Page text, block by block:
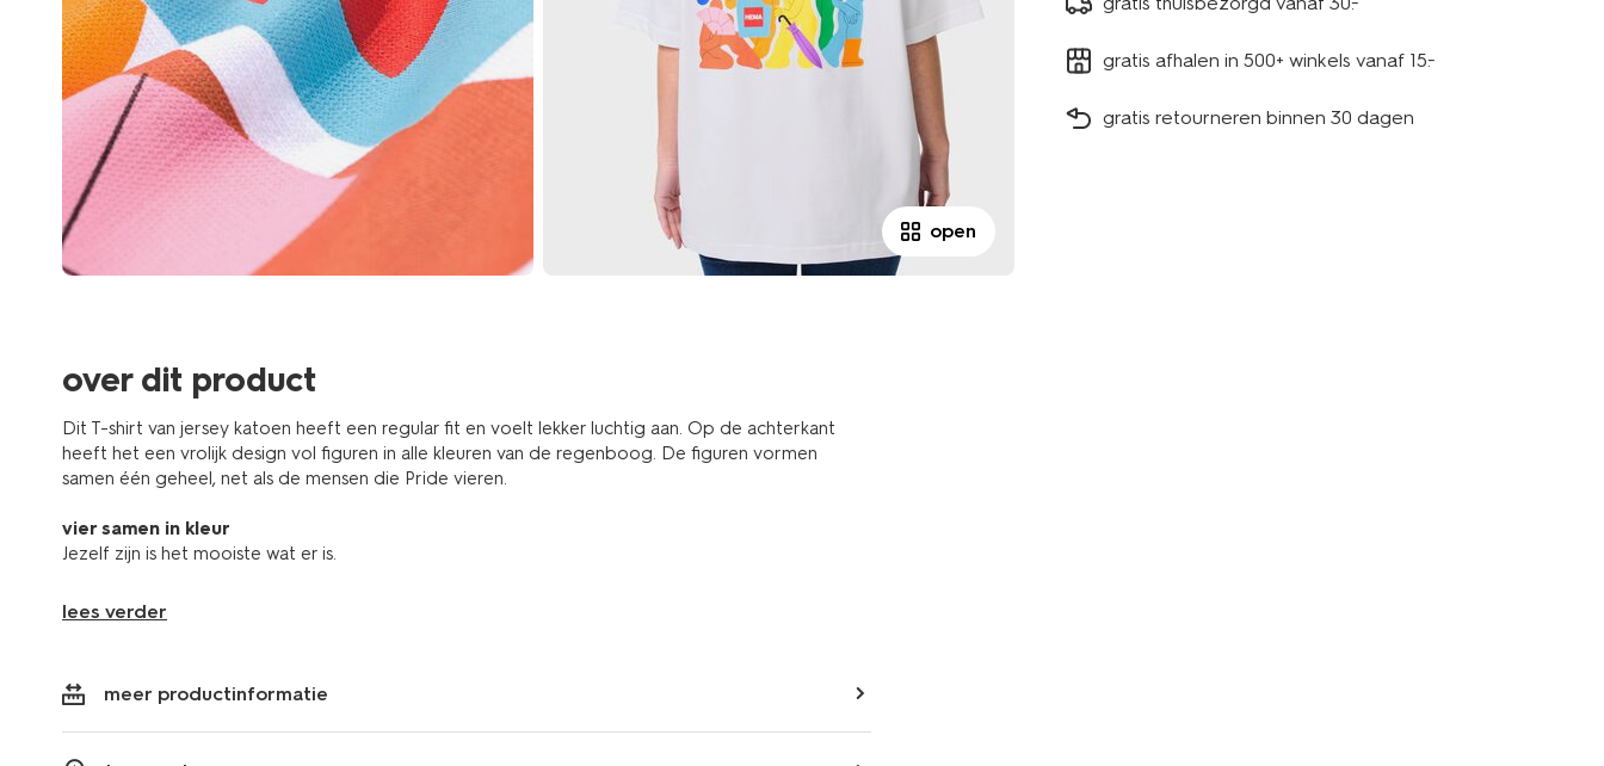
open
over dit product
Dit T-shirt van jersey katoen heeft een regular fit en voelt lekker luchtig aan. Op de achterkant
heeft het een vrolijk design vol figuren in alle kleuren van de regenboog. De figuren vormen
samen één geheel, net als de mensen die Pride vieren.
vier samen in kleur
Jezelf zijn is het mooiste wat er is.
lees verder
meer productinformatie
gratis afhalen in 500+ winkels vanaf 15.-
gratis retourneren binnen 30 dagen